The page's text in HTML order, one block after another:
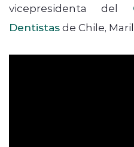
vicepresidenta del
Dentistasde Chile,